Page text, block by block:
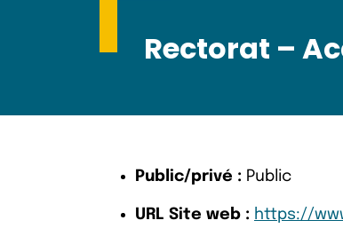
Rectorat –
Public/privé : Public
URL Site web : https://